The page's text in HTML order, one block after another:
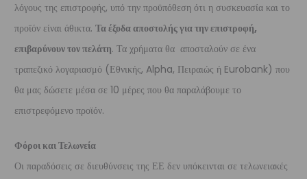
λόγους της επιστροφής, υπό την προϋπόθεση ότι η συσκευασία και το
προϊόν είναι άθικτα. Τα έξοδα αποστολής για την επιστροφή,
επιβαρύνουν τον πελάτη. Τα χρήματα θα αποσταλούν σε ένα
τραπεζικό λογαριασμό (Εθνικής, Alpha, Πειραιώς ή Eurobank) που
θα μας δώσετε μέσα σε 10 μέρες που θα παραλάβουμε το
επιστρεφόμενο προϊόν.
Φόροι και Τελωνεία
Οι παραδόσεις σε διευθύνσεις της ΕΕ δεν υπόκεινται σε τελωνειακές